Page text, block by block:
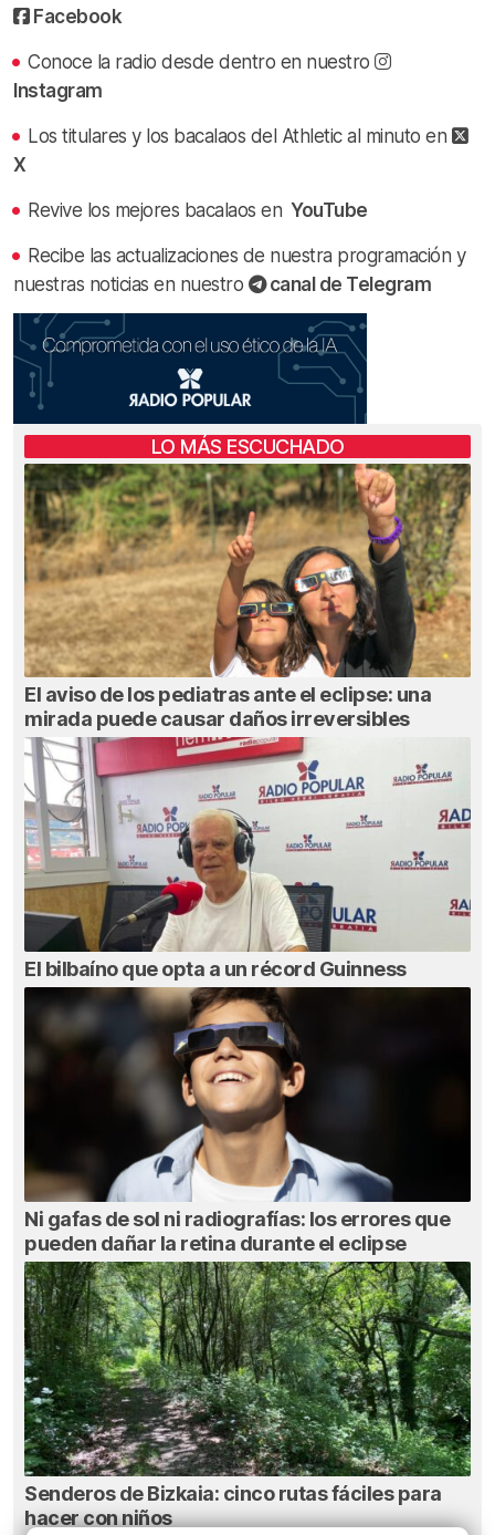
Facebook
Conoce la radio desde dentro en nuestro
Instagram
Los titulares y los bacalaos del Athletic al minuto en
X
Revive los mejores bacalaos en YouTube
Recibe las actualizaciones de nuestra programación y
nuestras noticias en nuestro
canal de Telegram
LO MÁS ESCUCHADO
El aviso de los pediatras ante el eclipse: una
mirada puede causar daños irreversibles
El bilbaíno que opta a un récord Guinness
Ni gafas de sol ni radiografías: los errores que
pueden dañar la retina durante el eclipse
Senderos de Bizkaia: cinco rutas fáciles para
hacer con niños